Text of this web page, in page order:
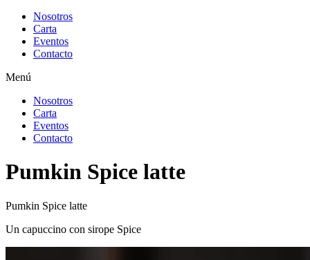
Nosotros
Carta
Eventos
Contacto
Menú
Nosotros
Carta
Eventos
Contacto
Pumkin Spice latte
Pumkin Spice latte
Un capuccino con sirope Spice